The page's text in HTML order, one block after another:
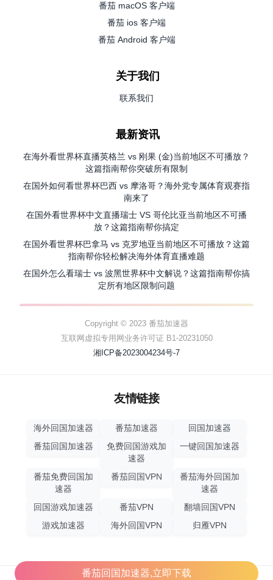
番茄 macOS 客户端
番茄 ios 客户端
番茄 Android 客户端
关于我们
联系我们
最新资讯
在海外看世界杯直播英格兰 vs 刚果 (金)当前地区不可播放？
这篇指南帮你突破所有限制
在国外如何看世界杯巴西 vs 摩洛哥？海外党专属体育观赛指
南来了
在国外看世界杯中文直播瑞士 VS 哥伦比亚当前地区不可播
放？这篇指南帮你搞定
在国外看世界杯巴拿马 vs 克罗地亚当前地区不可播放？这篇
指南帮你轻松解决海外体育直播难题
在国外怎么看瑞士 vs 波黑世界杯中文解说？这篇指南帮你搞
定所有地区限制问题
Copyright © 2023 番茄加速器
互联网虚拟专用网业务许可证 B1-20231050
湘ICP备2023004234号-7
友情链接
海外回国加速器 番茄加速器
回国加速器
番茄回国加速器
免费回国游戏加
速器
一键回国加速器
番茄免费回国加
速器
番茄回国VPN
番茄海外回国加
速器
回国游戏加速器
番茄VPN
翻墙回国VPN
游戏加速器
海外回国VPN 归雁VPN
番茄回国加速器,立即下载